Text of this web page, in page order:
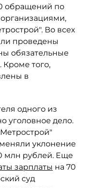
обращений по
Во всех
проведены
обязательные
того,
в
одного из
уголовное дело.
уклонение
млн рублей. Еще
зарплаты на 70
суд